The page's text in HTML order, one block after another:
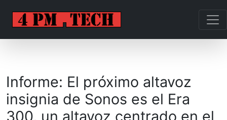
Informe: El próximo altavoz
insignia de Sonos es el Era
300, un altavoz centrado en el